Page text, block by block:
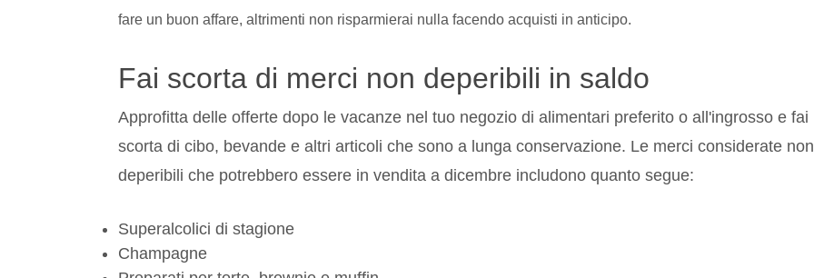
fare un buon affare, altrimenti non risparmierai nulla facendo acquisti in anticipo.
Fai scorta di merci non deperibili in saldo
Approfitta delle offerte dopo le vacanze nel tuo negozio di alimentari preferito o all'ingrosso e fai
scorta di cibo, bevande e altri articoli che sono a lunga conservazione. Le merci considerate non
deperibili che potrebbero essere in vendita a dicembre includono quanto segue:
Superalcolici di stagione
Champagne